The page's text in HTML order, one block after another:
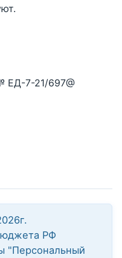
ЕД-7-21/697@
РФ
"Персональный